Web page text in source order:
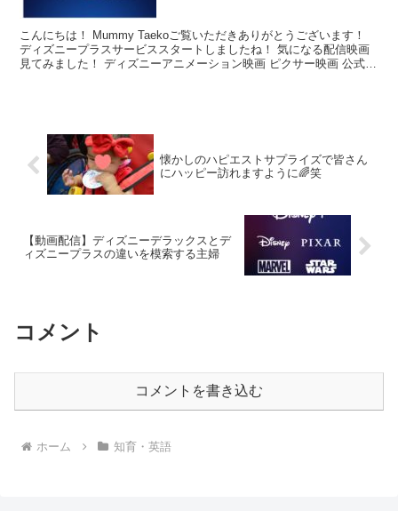
こんにちは！ Mummy Taekoご覧いただきありがとうございます！
ディズニープラスサービススタートしましたね！ 気になる配信映画
見てみました！ ディズニーアニメーション映画 ピクサー映画 公式デ
懐かしのハピエストサプライズで皆さん
にハッピー訪れますように🌈笑
【動画配信】ディズニーデラックスとデ
ィズニープラスの違いを模索する主婦
コメント
コメントを書き込む
ホーム 知育・英語